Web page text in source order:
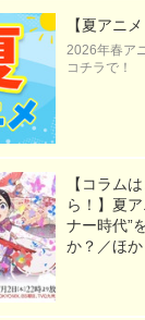
【夏アニ
2026年春ア
コチラで！
【コラム
ら！】夏
ナー時代”
か？／ほか